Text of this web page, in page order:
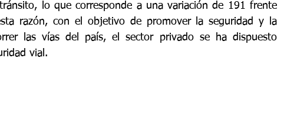
lo que corresponde a una variación de 191 frente
razón, con el objetivo de promover la seguridad y la
las vías del país, el sector privado se ha dispuesto
vial.